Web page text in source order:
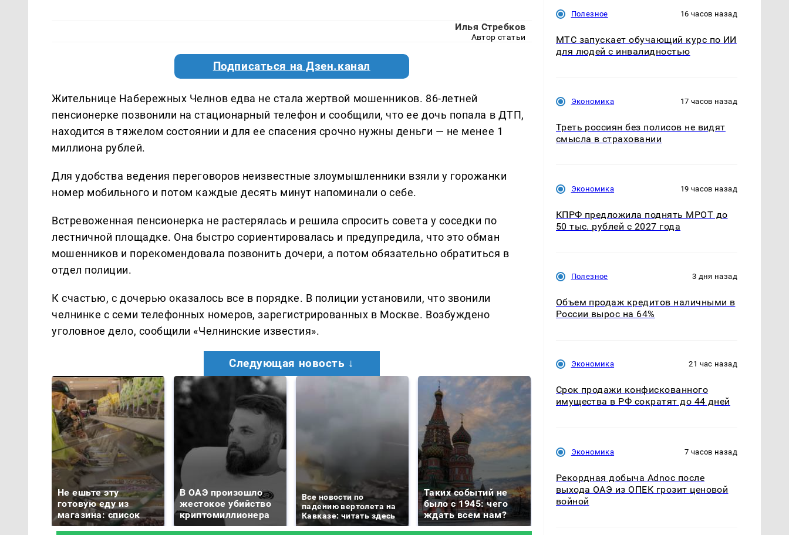
Илья Стребков
Автор статьи
Подписаться на Дзен.канал
Жительнице Набережных Челнов едва не стала жертвой мошенников. 86-летней
пенсионерке позвонили на стационарный телефон и сообщили, что ее дочь попала в ДТП,
находится в тяжелом состоянии и для ее спасения срочно нужны деньги — не менее 1
миллиона рублей.
Для удобства ведения переговоров неизвестные злоумышленники взяли у горожанки
номер мобильного и потом каждые десять минут напоминали о себе.
Встревоженная пенсионерка не растерялась и решила спросить совета у соседки по
лестничной площадке. Она быстро сориентировалась и предупредила, что это обман
мошенников и порекомендовала позвонить дочери, а потом обязательно обратиться в
отдел полиции.
К счастью, с дочерью оказалось все в порядке. В полиции установили, что звонили
челнинке с семи телефонных номеров, зарегистрированных в Москве. Возбуждено
уголовное дело, сообщили «Челнинские известия».
Следующая новость ↓
Не ешьте эту
готовую еду из
магазина: список
В ОАЭ произошло
жестокое убийство
криптомиллионера
Все новости по
падению вертолета на
Кавказе: читать здесь
Таких событий не
было с 1945: чего
ждать всем нам?
В магазинах России
ажиотаж из-за этого
СМИ: В Химках на
полицейскую
Полезное 16 часов назад
МТС запускает обучающий курс по ИИ
для людей с инвалидностью
Экономика 17 часов назад
Треть россиян без полисов не видят
смысла в страховании
Экономика 19 часов назад
КПРФ предложила поднять МРОТ до
50 тыс. рублей с 2027 года
Полезное 3 дня назад
Объем продаж кредитов наличными в
России вырос на 64%
Экономика 21 час назад
Срок продажи конфискованного
имущества в РФ сократят до 44 дней
Экономика 7 часов назад
Рекордная добыча Adnoc после
выхода ОАЭ из ОПЕК грозит ценовой
войной